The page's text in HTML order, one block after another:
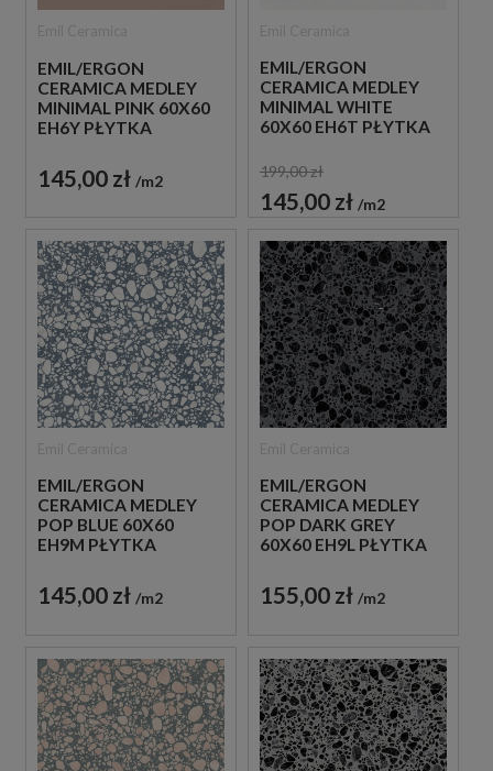
EMIL/ERGON
CERAMICA MEDLEY
MINIMAL PINK 60X60
EH6Y PŁYTKA
145,00 zł m2
EMIL/ERGON
CERAMICA MEDLEY
MINIMAL WHITE
60X60 EH6T PŁYTKA
199,00 zł
145,00 zł m2
EMIL/ERGON
CERAMICA MEDLEY
POP BLUE 60X60
EH9M PŁYTKA
145,00 zł m2
EMIL/ERGON
CERAMICA MEDLEY
POP DARK GREY
60X60 EH9L PŁYTKA
155,00 zł m2